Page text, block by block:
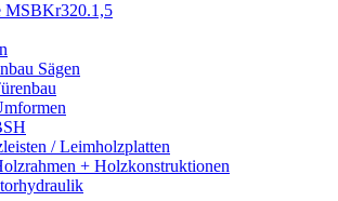
MSBKr320.1,5
Sägen
/ Leimholzplatten
+ Holzkonstruktionen